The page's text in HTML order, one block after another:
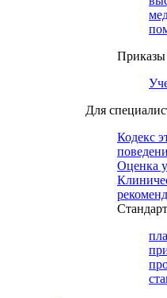
Для
Кодекс
Оценка